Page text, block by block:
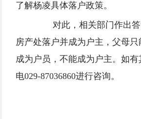
了解杨凌具体落户政策。
对此，相关部门作出答
房产处落户并成为户主，父母
成为户员，不能成为户主。如
电029-87036860进行咨询。